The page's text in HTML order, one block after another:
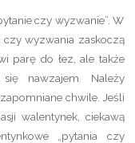
czy wyzwanie”. W
czy wyzwania zaskoczą
parę do łez, ale także
nawzajem. Należy
chwile. Jeśli
walentynek, ciekawą
„pytania czy